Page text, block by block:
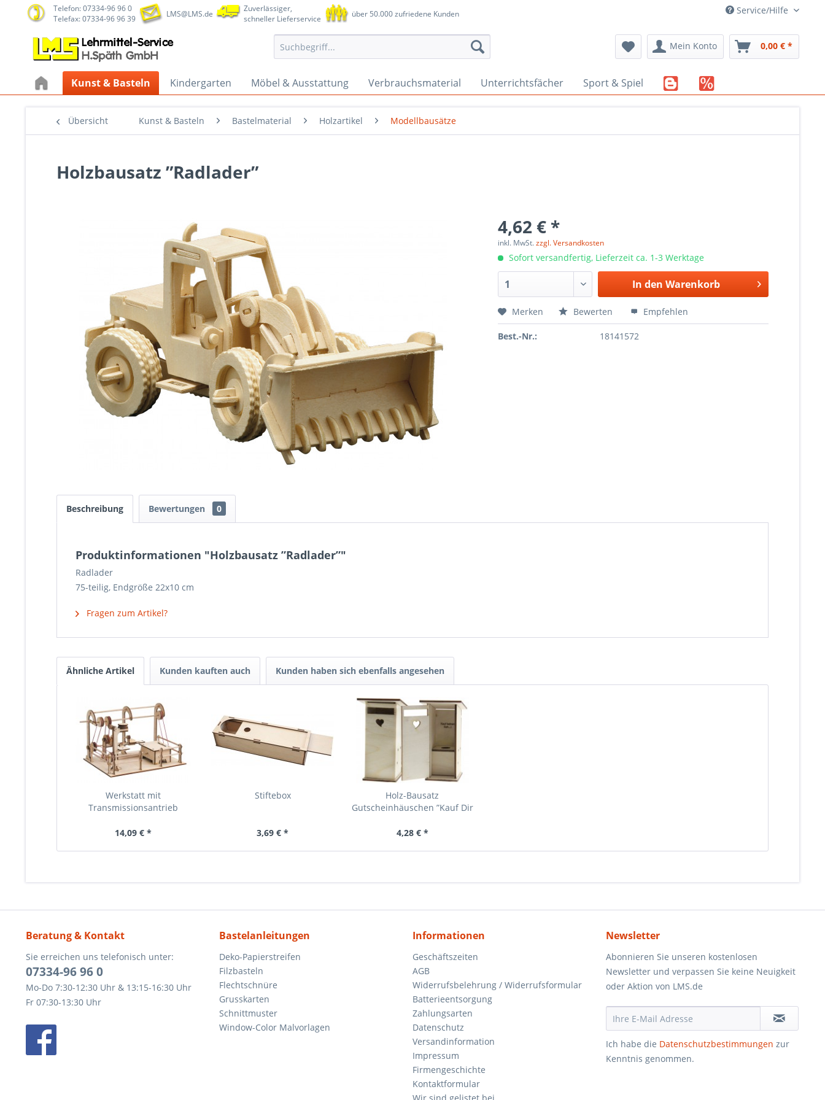
Telefon: 07334-96 96 0
Telefax: 07334-96 96 39
LMS@LMS.de
Zuverlässiger,
schneller Lieferservice
über 50.000 zufriedene Kunden Service/Hilfe
Mein Konto 0,00 € *
Kunst & Basteln Kindergarten Möbel & Ausstattung Verbrauchsmaterial Unterrichtsfächer Sport & Spiel
Übersicht Kunst & Basteln Bastelmaterial Holzartikel Modellbausätze
Holzbausatz ”Radlader”
4,62 € *
inkl. MwSt.zzgl. Versandkosten
Sofort versandfertig, Lieferzeit ca. 1-3 Werktage
In den Warenkorb
Merken Bewerten Empfehlen
Best.-Nr.: 18141572
Beschreibung Bewertungen 0
Produktinformationen "Holzbausatz ”Radlader”"
Radlader
75-teilig, Endgröße 22x10 cm
Fragen zum Artikel?
Ähnliche Artikel Kunden kauften auch Kunden haben sich ebenfalls angesehen
Werkstatt mit
Transmissionsantrieb
14,09 € *
Stiftebox
3,69 € *
Holz-Bausatz
Gutscheinhäuschen ”Kauf Dir
4,28 € *
Beratung & Kontakt
Sie erreichen uns telefonisch unter:
07334-96 96 0
Mo-Do 7:30-12:30 Uhr & 13:15-16:30 Uhr
Fr 07:30-13:30 Uhr
Bastelanleitungen
Deko-Papierstreifen
Filzbasteln
Flechtschnüre
Grusskarten
Schnittmuster
Window-Color Malvorlagen
Informationen
Geschäftszeiten
AGB
Widerrufsbelehrung / Widerrufsformular
Batterieentsorgung
Zahlungsarten
Datenschutz
Versandinformation
Impressum
Firmengeschichte
Kontaktformular
Newsletter
Abonnieren Sie unseren kostenlosen
Newsletter und verpassen Sie keine Neuigkeit
oder Aktion von LMS.de
Ich habe die Datenschutzbestimmungen zur
Kenntnis genommen.